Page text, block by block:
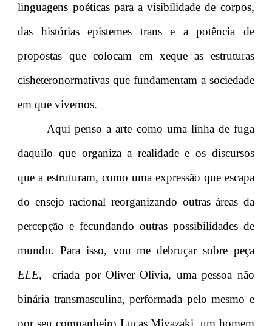
linguagens poéticas para a visibilidade de corpos,
das histórias epistemes trans e a potência de
propostas que colocam em xeque as estruturas
cisheteronormativas que fundamentam a sociedade
em que vivemos.
Aqui penso a arte como uma linha de fuga
daquilo que organiza a realidade e os discursos
que a estruturam, como uma expressão que escapa
do ensejo racional reorganizando outras áreas da
percepção e fecundando outras possibilidades de
mundo. Para isso, vou me debruçar sobre peça
ELE,
criada por Oliver Olívia, uma pessoa não
binária transmasculina, performada pelo mesmo e
por seu companheiro Lucas Miyazaki, um homem